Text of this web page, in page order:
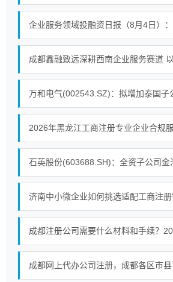
万和电气(002543.SZ)：拟增加泰国子
2026年黑龙江工商注册专业企业合规